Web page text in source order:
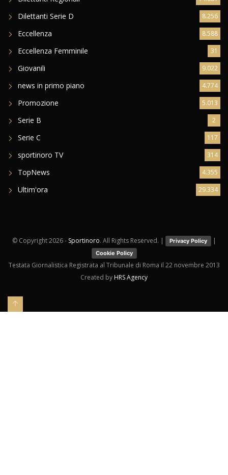
Dilettanti Serie D 8.256
Eccellenza 8.588
Eccellenza Femminile 31
Giovanili 9.022
news in primo piano 4.774
Promozione 5.013
Serie B 2
Serie C 117
sportinoro TV 314
TopNews 4.355
Ultim'ora 29.334
© Copyright2026 - Sportinoro. All Rights Reserved. | Privacy Policy |
Cookie Policy
Testata Giornalistica Registrata al Tribunale di Roma il 22 novembre 2013
Created by HRS Agency